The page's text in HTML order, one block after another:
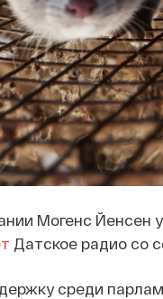
Могенс Йенсен
Датское радио со
среди